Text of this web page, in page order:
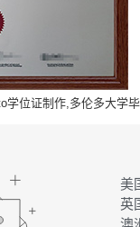
学位证制作,多伦多大
美
英